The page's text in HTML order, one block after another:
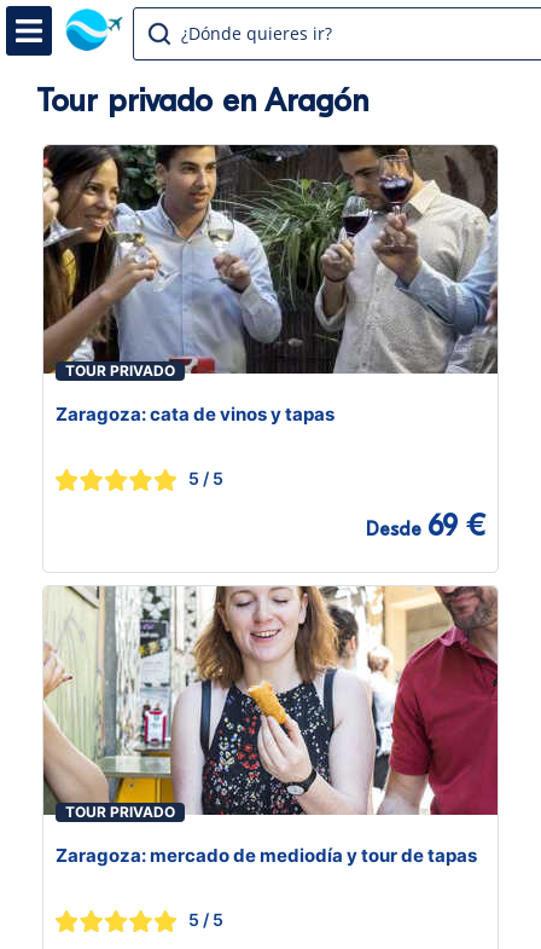
¿Dónde quieres ir?
Tour privado en Aragón
TOUR PRIVADO
Zaragoza: cata de vinos y tapas
5 / 5
Desde 69 €
TOUR PRIVADO
Zaragoza: mercado de mediodía y tour de tapas
5 / 5